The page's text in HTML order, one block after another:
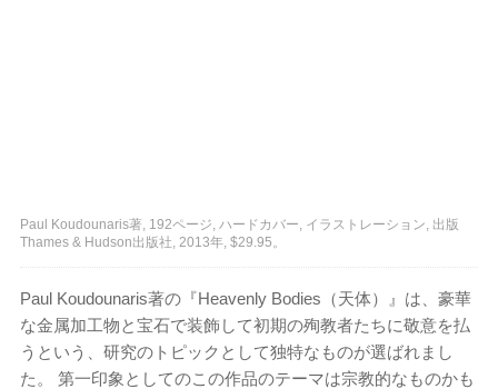
Paul Koudounaris著, 192ページ, ハードカバー, イラストレーション, 出版
Thames & Hudson出版社, 2013年, $29.95。
Paul Koudounaris著の『Heavenly Bodies（天体）』は、豪華
な金属加工物と宝石で装飾して初期の殉教者たちに敬意を払
うという、研究のトピックとして独特なものが選ばれまし
た。 第一印象としてのこの作品のテーマは宗教的なものかも